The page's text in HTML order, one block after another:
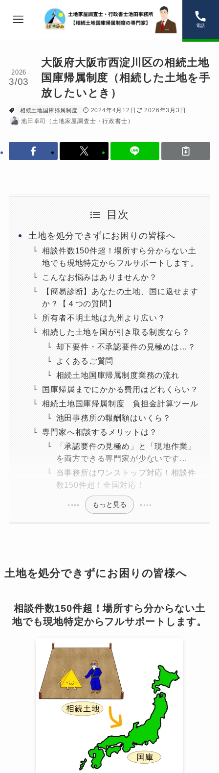
電話
大阪府大阪市西淀川区の相続土地
国庫帰属制度（相続した土地を手
放したいとき）
2026
3/03
相続土地国庫帰属制度 2024年4月12日
2026年3月3日
池田卓司（土地家屋調査士・行政書士）
目次
土地を処分できずにお困りの皆様へ
相談件数150件超！場所すら分からない土
地でも現地特定からフルサポートします。
こんなお悩みはありませんか？
【簡易診断】あなたの土地、国に返せます
か？【４つの質問】
所有者不明土地は九州より広い？
相続した土地を国が引き取る制度なら？
却下要件・不承認要件の見極めは…？
よくあるご質問
相続土地国庫帰属制度業務の流れ
国庫帰属までにかかる費用はどれくらい？
相続土地国庫帰属制度 負担金計算ツール
池田事務所の報酬額はいくら？
専門家へ相談するメリットは？
「承認要件の見極め」と「現地作業」
を両方できる専門家が少ないです…
当事務所はワンストップ対応！相談件
数150件超！全国対応！
もっと見る
土地を処分できずにお困りの皆様へ
相談件数150件超！場所すら分からない土
地でも現地特定からフルサポートします。